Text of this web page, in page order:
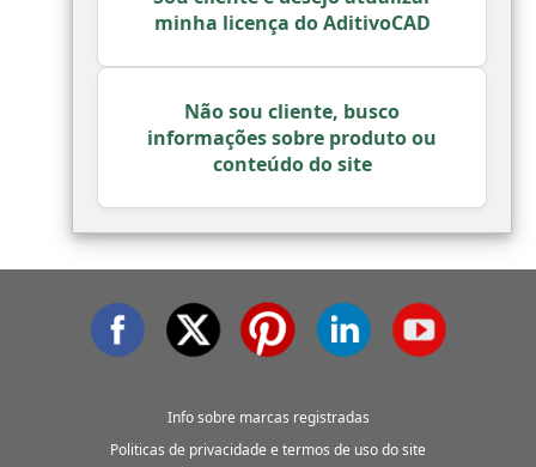
minha licença do AditivoCAD
Não sou cliente, busco
informações sobre produto ou
conteúdo do site
Info sobre marcas registradas
Politicas de privacidade e termos de uso do site